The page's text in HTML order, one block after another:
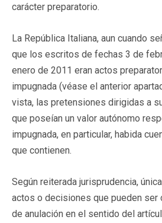
carácter preparatorio.
La República Italiana, aun cuando
que los escritos de fechas 3 de
enero de 2011 eran actos
impugnada (véase el anterior
vista, las pretensiones dirigidas a
que poseían un valor autónomo
impugnada, en particular, habida
que contienen.
Según reiterada jurisprudencia,
actos o decisiones que pueden ser
de anulación en el sentido del